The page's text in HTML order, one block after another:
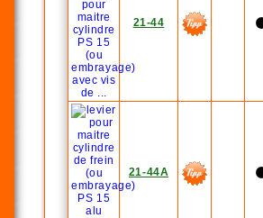
21-44
21-44A